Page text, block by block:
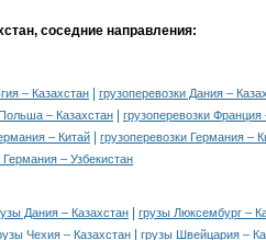
соседние направления:
– Казахстан грузоперевозки Дания –
– Казахстан грузоперевозки Франция
– Китай грузоперевозки Германия –
Германия – Узбекистан
Дания – Казахстан грузы Люксембург –
Чехия – Казахстан грузы Швейцария –